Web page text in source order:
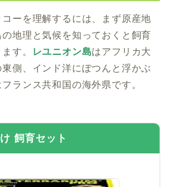
ーを理解するには、まず原産地
地理と気候を知っておくと飼育
す。
レユニオン島はアフリカ大
側、インド洋にぽつんと浮かぶ
ランス共和国の海外県です。
飼育セット